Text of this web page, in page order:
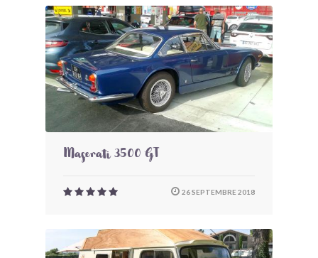
Maserati 3500 GT
26 SEPTEMBRE 2018